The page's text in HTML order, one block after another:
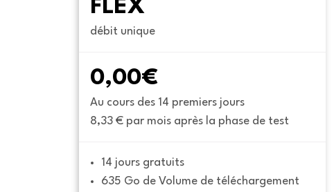
FLEX
débit unique
0,00€
Au cours des 14 premiers jours
8,33 € par mois après la phase de test
14 jours gratuits
635 Go de Volume de téléchargement